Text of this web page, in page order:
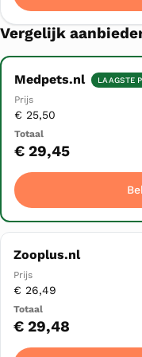
Vergelijk
Winkel Prijs
Verzendkosten
Bekijk bij winkel
Medpets.nl LAAGSTE
€ 25,50
€ 29,45
Zooplus.nl
€ 26,49
€ 29,48